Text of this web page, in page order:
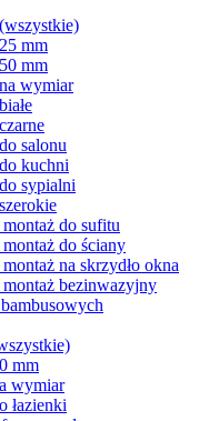
mm
mm
wymiar
salonu
kuchni
sypialni
do sufitu
do ściany
na skrzydło okna
bezinwazyjny
mm
wymiar
łazienki